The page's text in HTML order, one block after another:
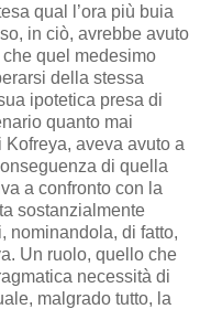
qual l’ora più buia
in ciò, avrebbe avuto
quel medesimo
della stessa
ipotetica presa di
quanto mai
aveva avuto a
di quella
a confronto con la
sostanzialmente
nominandola, di fatto,
Un ruolo, quello che
necessità di
malgrado tutto, la